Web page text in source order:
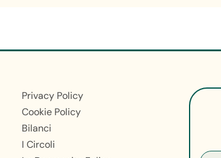
Privacy Policy
Cookie Policy
Bilanci
I Circoli